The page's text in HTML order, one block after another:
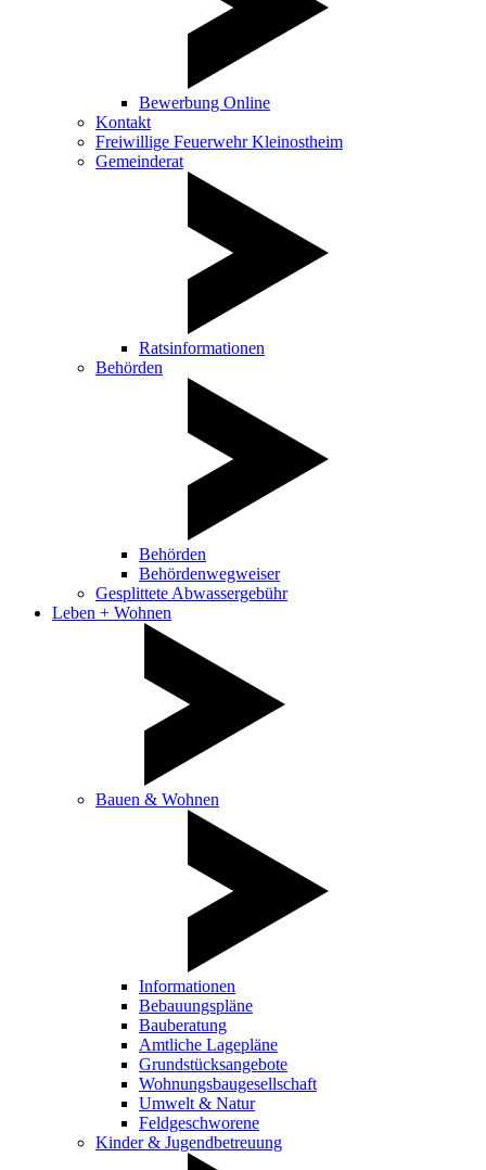
Bewerbung Online
Kontakt
Freiwillige Feuerwehr Kleinostheim
Gemeinderat
Ratsinformationen
Behörden
Behörden
Behördenwegweiser
Gesplittete Abwassergebühr
Leben + Wohnen
Bauen & Wohnen
Informationen
Bebauungspläne
Bauberatung
Amtliche Lagepläne
Grundstücksangebote
Wohnungsbaugesellschaft
Umwelt & Natur
Feldgeschworene
Kinder & Jugendbetreuung